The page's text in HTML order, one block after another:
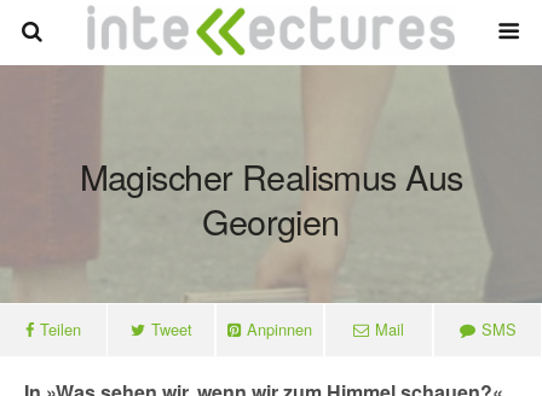
Magischer Realismus Aus
Georgien
Teilen Tweet Anpinnen Mail SMS